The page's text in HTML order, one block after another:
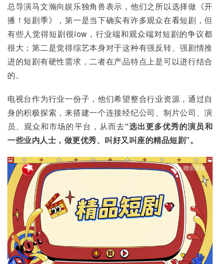
总导演马文瀚向娱乐独角兽表示，他们之所以选择做《开
播！短剧季》，第一是当下确实有许多观众在看短剧，但
有些人觉得短剧很low，行业端和观众端对短剧的争议都
很大；第二是觉得综艺本身对于这种有强反转、强剧情推
进的短剧有硬性需求，二者在产品特点上是可以进行结合
的。
电视台作为行业一份子，他们希望整合行业资源，通过自
身的积极探索，来搭建一个连接经纪公司、制片公司、演
员、观众和市场的平台，从而去“选出更多优秀的演员和
一些业内人士，做更优秀、叫好又叫座的精品短剧”。